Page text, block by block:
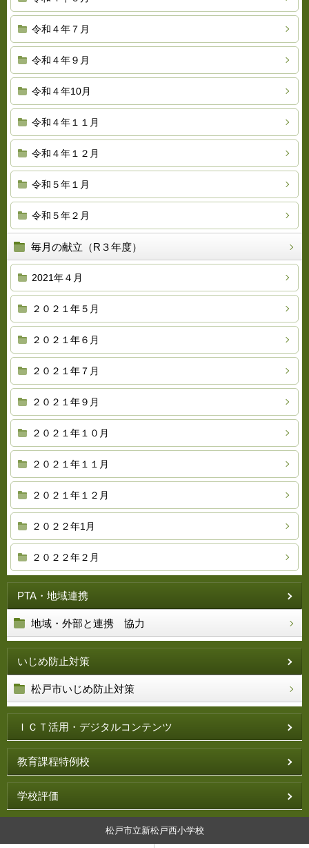
令和４年７月
令和４年９月
令和４年10月
令和４年１１月
令和４年１２月
令和５年１月
令和５年２月
毎月の献立（R３年度）
2021年４月
２０２１年５月
２０２１年６月
２０２１年７月
２０２１年９月
２０２１年１０月
２０２１年１１月
２０２１年１２月
２０２２年1月
２０２２年２月
PTA・地域連携
地域・外部と連携 協力
いじめ防止対策
松戸市いじめ防止対策
ＩＣＴ活用・デジタルコンテンツ
教育課程特例校
学校評価
松戸市立新松戸西小学校